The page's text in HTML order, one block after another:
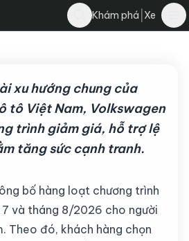
Khám phá Xe
đọc· 184
Bình luận
xu hướng chung của
tô Việt Nam, Volkswagen
trình giảm giá, hỗ trợ lệ
tăng sức cạnh tranh.
bố hàng loạt chương trình
và tháng 8/2026 cho người
Theo đó, khách hàng chọn